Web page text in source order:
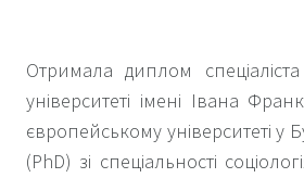
Отримала диплом
університеті імені Івана
європейському університеті у
(PhD) зі спеціальності